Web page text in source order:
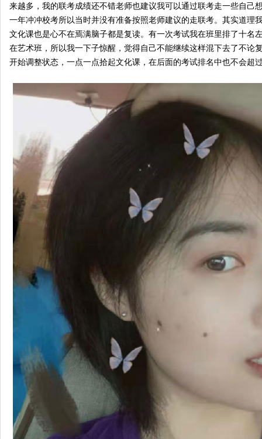
来越多，我的联考成绩还不错老师也建议我可以通过联考走一些自己
一年冲冲校考所以当时并没有准备按照老师建议的走联考。其实道理
文化课也是心不在焉满脑子都是复读。有一次考试我在班里排了十名
在艺术班，所以我一下子惊醒，觉得自己不能继续这样混下去了不论
开始调整状态，一点一点拾起文化课，在后面的考试排名中也不会超